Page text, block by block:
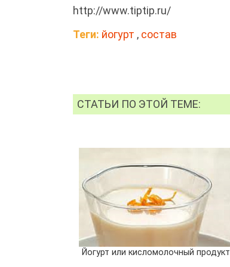
http://www.tiptip.ru/
Теги: йогурт , состав
СТАТЬИ ПО ЭТОЙ ТЕМЕ:
Йогурт или кисломолочный продукт